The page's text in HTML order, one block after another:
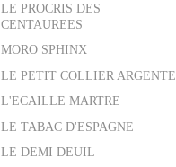
LE PROCRIS DES
CENTAUREES
MORO SPHINX
LE PETIT COLLIER ARGENTE
L'ECAILLE MARTRE
LE TABAC D'ESPAGNE
LE DEMI DEUIL